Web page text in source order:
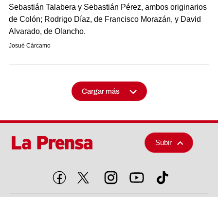
Sebastián Talabera y Sebastián Pérez, ambos originarios
de Colón; Rodrigo Díaz, de Francisco Morazán, y David
Alvarado, de Olancho.
Josué Cárcamo
Cargar más
Subir